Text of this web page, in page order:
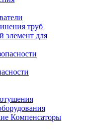
труб
элемент для
Компенсаторы